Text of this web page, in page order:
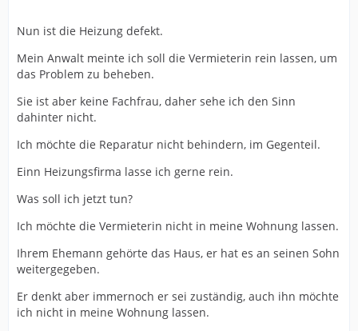
Nun ist die Heizung defekt.
Mein Anwalt meinte ich soll die Vermieterin rein lassen, um
das Problem zu beheben.
Sie ist aber keine Fachfrau, daher sehe ich den Sinn
dahinter nicht.
Ich möchte die Reparatur nicht behindern, im Gegenteil.
Einn Heizungsfirma lasse ich gerne rein.
Was soll ich jetzt tun?
Ich möchte die Vermieterin nicht in meine Wohnung lassen.
Ihrem Ehemann gehörte das Haus, er hat es an seinen Sohn
weitergegeben.
Er denkt aber immernoch er sei zuständig, auch ihn möchte
ich nicht in meine Wohnung lassen.